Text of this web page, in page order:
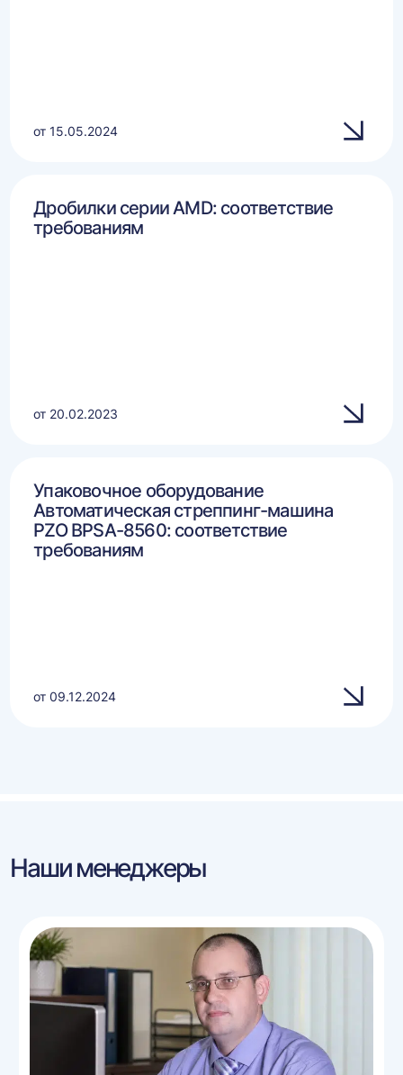
от 15.05.2024
Дробилки серии AMD: соответствие
требованиям
от 20.02.2023
Упаковочное оборудование
Автоматическая стреппинг-машина
PZO BPSA-8560: соответствие
требованиям
от 09.12.2024
Наши менеджеры